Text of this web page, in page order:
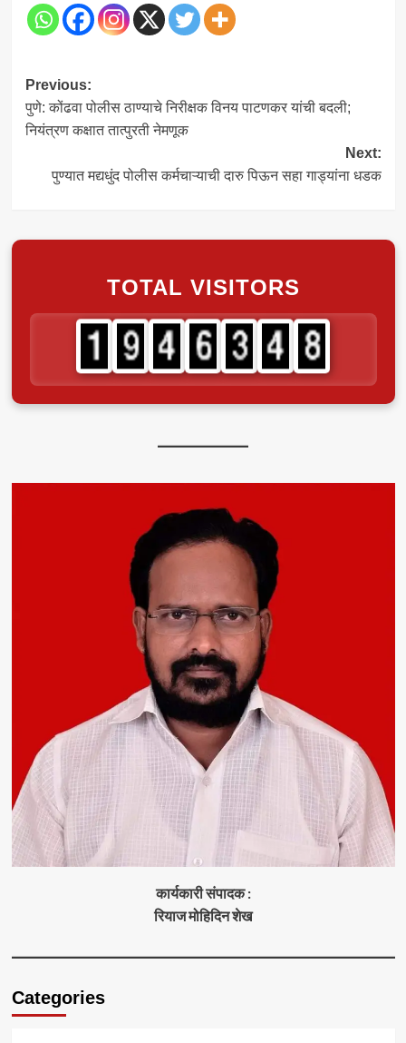
Post
navigation
Previous:
पुणे: कोंढवा पोलीस ठाण्याचे निरीक्षक विनय पाटणकर यांची बदली;
नियंत्रण कक्षात तात्पुरती नेमणूक
Next:
पुण्यात मद्यधुंद पोलीस कर्मचाऱ्याची दारु पिऊन सहा गाड्यांना धडक
TOTAL VISITORS
कार्यकारी संपादक :
रियाज मोहिदिन शेख
Categories